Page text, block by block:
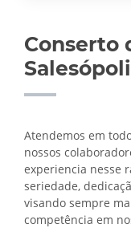
Conserto
Atendemos em
nossos
experiencia nesse
seriedade,
visando sempre
competência em